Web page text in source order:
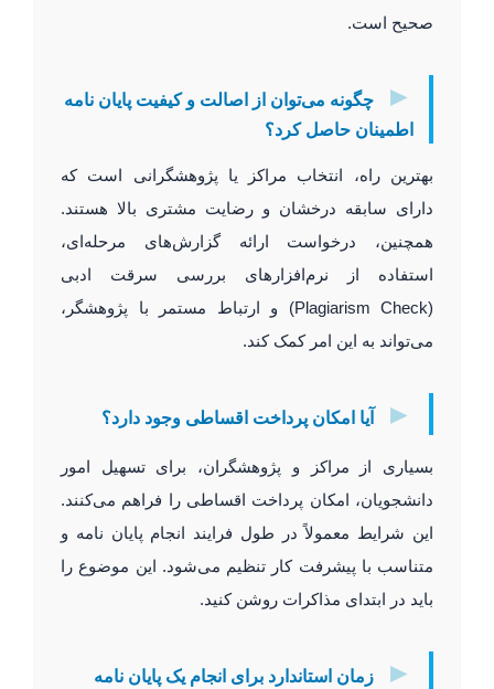
صحیح است.
►
چگونه می‌توان از اصالت و کیفیت پایان نامه
اطمینان حاصل کرد؟
بهترین راه، انتخاب مراکز یا پژوهشگرانی است که
دارای سابقه درخشان و رضایت مشتری بالا هستند.
همچنین، درخواست ارائه گزارش‌های مرحله‌ای،
استفاده از نرم‌افزارهای بررسی سرقت ادبی
(Plagiarism Check) و ارتباط مستمر با پژوهشگر،
می‌تواند به این امر کمک کند.
► آیا امکان پرداخت اقساطی وجود دارد؟
بسیاری از مراکز و پژوهشگران، برای تسهیل امور
دانشجویان، امکان پرداخت اقساطی را فراهم می‌کنند.
این شرایط معمولاً در طول فرایند انجام پایان نامه و
متناسب با پیشرفت کار تنظیم می‌شود. این موضوع را
باید در ابتدای مذاکرات روشن کنید.
►
زمان استاندارد برای انجام یک پایان نامه